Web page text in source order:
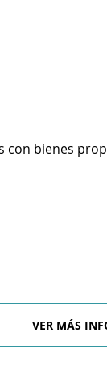
con bienes
VER MÁS